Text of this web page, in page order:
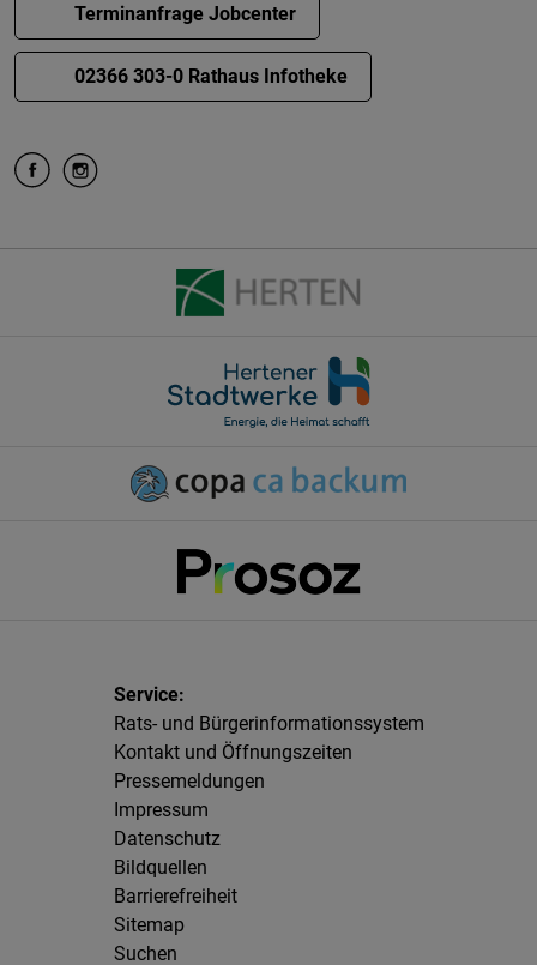
Terminanfrage Jobcenter
02366 303-0 Rathaus Infotheke
Rats- und Bürgerinformationssystem
Kontakt und Öffnungszeiten
Pressemeldungen
Impressum
Datenschutz
Bildquellen
Barrierefreiheit
Sitemap
Suchen